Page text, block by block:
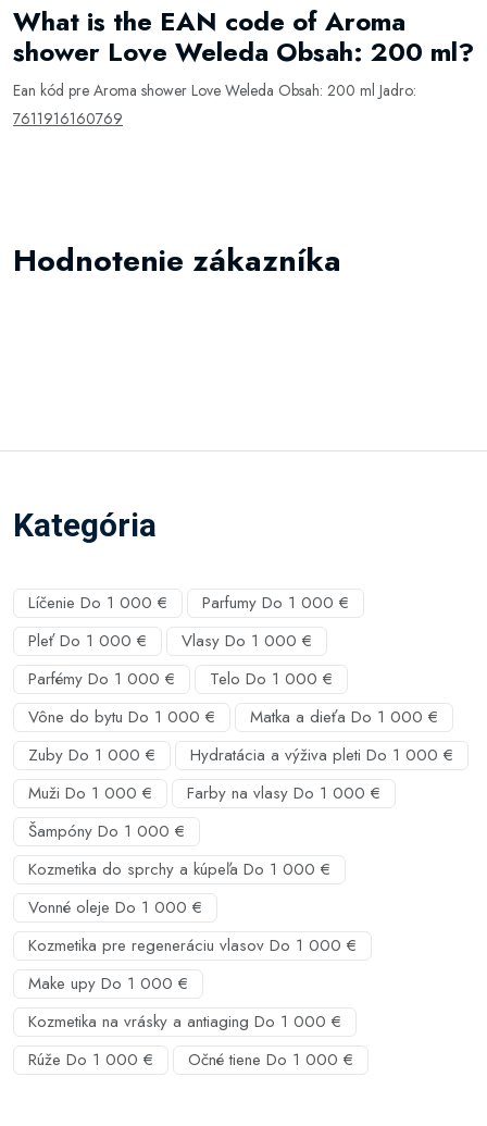
What is the EAN code of Aroma
shower Love Weleda Obsah: 200 ml?
Ean kód pre Aroma shower Love Weleda Obsah: 200 ml Jadro:
7611916160769
Hodnotenie zákazníka
Kategória
Líčenie Do 1 000 €
Parfumy Do 1 000 €
Pleť Do 1 000 €
Vlasy Do 1 000 €
Parfémy Do 1 000 €
Telo Do 1 000 €
Vône do bytu Do 1 000 €
Matka a dieťa Do 1 000 €
Zuby Do 1 000 €
Hydratácia a výživa pleti Do 1 000 €
Muži Do 1 000 €
Farby na vlasy Do 1 000 €
Šampóny Do 1 000 €
Kozmetika do sprchy a kúpeľa Do 1 000 €
Vonné oleje Do 1 000 €
Kozmetika pre regeneráciu vlasov Do 1 000 €
Make upy Do 1 000 €
Kozmetika na vrásky a antiaging Do 1 000 €
Rúže Do 1 000 €
Očné tiene Do 1 000 €